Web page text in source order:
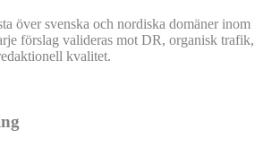
över svenska och nordiska domäner inom
förslag valideras mot DR, organisk trafik,
kvalitet.